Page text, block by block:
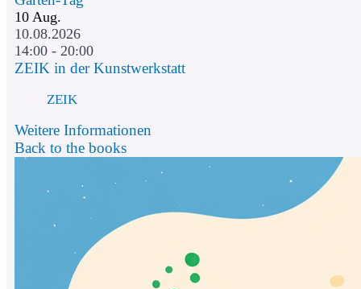
10 Aug.
10.08.2026
14:00 - 20:00
ZEIK in der Kunstwerkstatt
ZEIK
Weitere Informationen
Back to the books